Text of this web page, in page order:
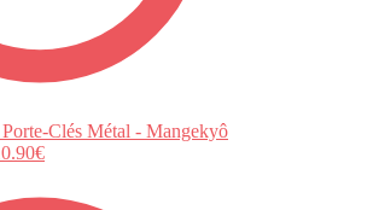
Clés Métal - Mangekyô
€